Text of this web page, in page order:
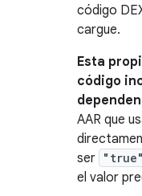
código
cargue.
Esta
código
AAR que
ser "true"
el valor